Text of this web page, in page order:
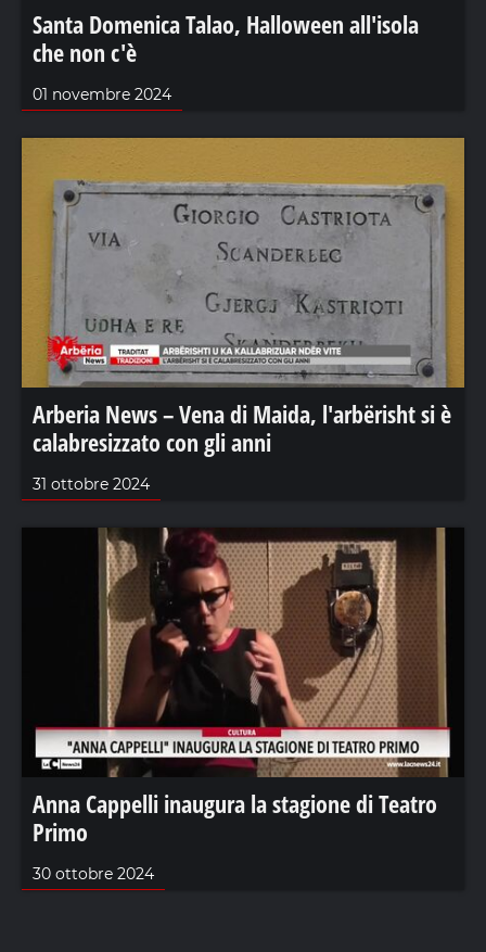
Santa Domenica Talao, Halloween all'isola
che non c'è
01 novembre 2024
Arberia News – Vena di Maida, l'arbërisht si è
calabresizzato con gli anni
31 ottobre 2024
Anna Cappelli inaugura la stagione di Teatro
Primo
30 ottobre 2024